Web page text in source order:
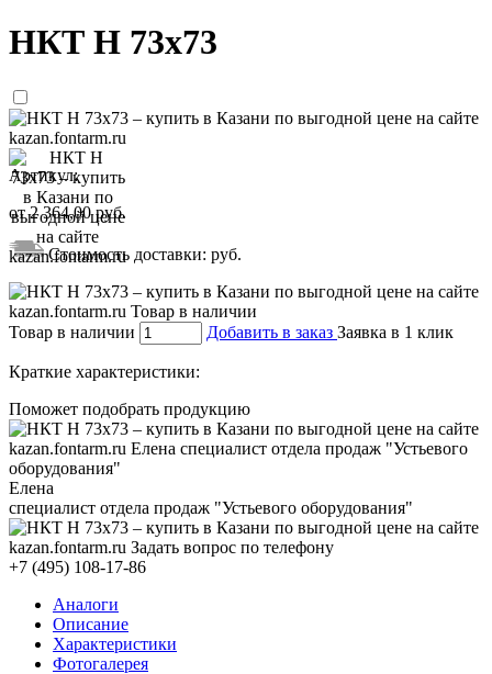
НКТ Н 73х73
Артикул:
от2 364,00руб.
Стоимость доставки: руб.
Товар в наличии Добавить в заказ Заявка в 1 клик
Краткие характеристики:
Поможет подобрать продукцию
Елена
специалист отдела продаж "Устьевого оборудования"
+7 (495) 108-17-86
Аналоги
Описание
Характеристики
Фотогалерея